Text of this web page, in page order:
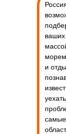
и
самые